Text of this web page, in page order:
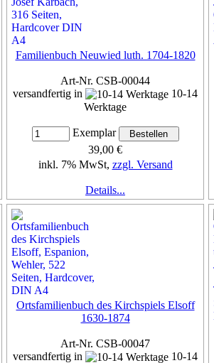
Familienbuch Neuwied luth. 1704-1820
Art-Nr. CSB-00044
versandfertig in
10-14
Werktage
Exemplar
39,00 €
inkl. 7% MwSt, zzgl. Versand
Details...
Ortsfamilienbuch des Kirchspiels Elsoff
1630-1874
Art-Nr. CSB-00047
versandfertig in
10-14